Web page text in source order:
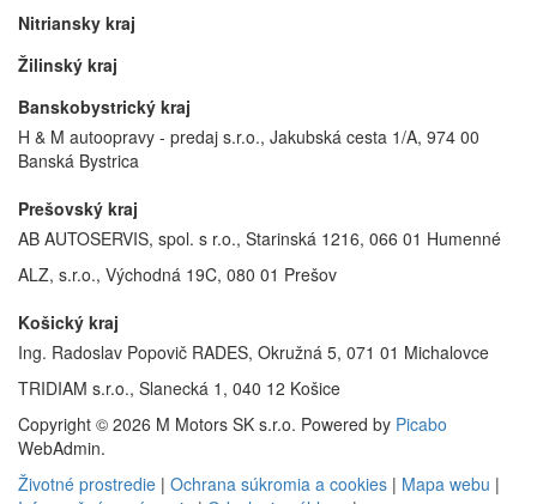
Nitriansky kraj
Žilinský kraj
Banskobystrický kraj
H & M autoopravy - predaj s.r.o., Jakubská cesta 1/A, 974 00
Banská Bystrica
Prešovský kraj
AB AUTOSERVIS, spol. s r.o., Starinská 1216, 066 01 Humenné
ALZ, s.r.o., Východná 19C, 080 01 Prešov
Košický kraj
Ing. Radoslav Popovič RADES, Okružná 5, 071 01 Michalovce
TRIDIAM s.r.o., Slanecká 1, 040 12 Košice
Copyright © 2026 M Motors SK s.r.o. Powered by Picabo
WebAdmin.
Životné prostredie | Ochrana súkromia a cookies | Mapa webu |